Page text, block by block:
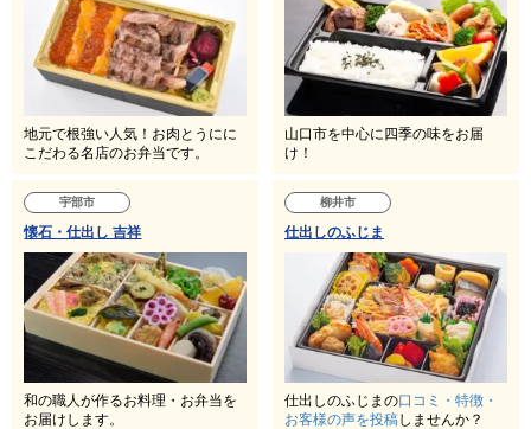
地元で根強い人気！お肉とうにに
こだわる名店のお弁当です。
山口市を中心に四季の味をお届
け！
宇部市
懐石・仕出し 吉祥
和の職人が作るお料理・お弁当を
お届けします。
柳井市
仕出しのふじま
仕出しのふじまの口コミ・特徴・
お客様の声を投稿しませんか？